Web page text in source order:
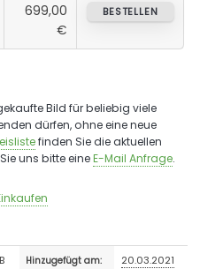
699,00
€
BESTELLEN
Bild für beliebig viele
dürfen, ohne eine neue
finden Sie die aktuellen
uns bitte eineE-Mail Anfrage.
Hinzugefügt am: 20.03.2021